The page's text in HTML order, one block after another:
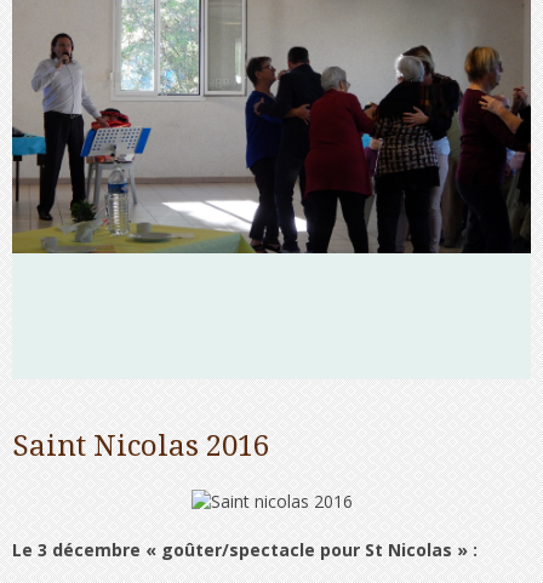
Saint Nicolas 2016
Le 3 décembre « goûter/spectacle pour St Nicolas » :